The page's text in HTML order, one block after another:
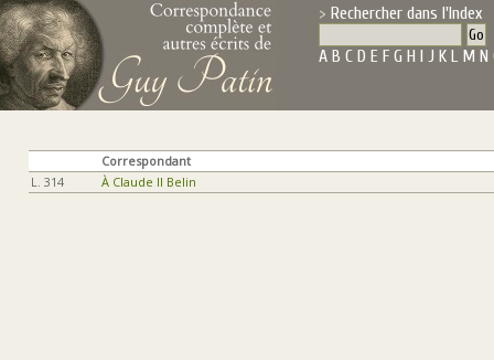
Rechercher dans l'Index
A B C D E F G H I J K L M N